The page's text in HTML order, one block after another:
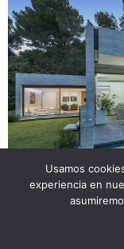
Usamos
experiencia en